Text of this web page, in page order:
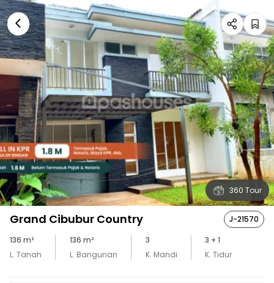
360 Tour
Grand Cibubur Country
J-21570
136 m²
L. Tanah
136 m²
L. Bangunan
3
K. Mandi
3 + 1
K. Tidur